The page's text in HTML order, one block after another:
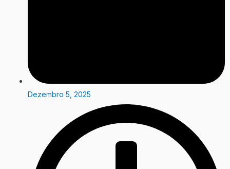
Dezembro 5, 2025